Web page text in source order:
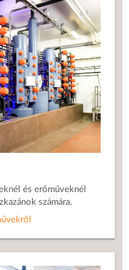
és erőműveknél
számára.